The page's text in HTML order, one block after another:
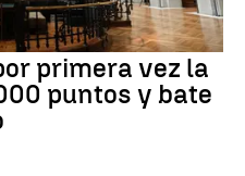
primera vez la
puntos y bate